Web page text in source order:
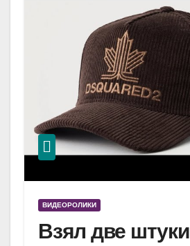
ВИДЕОРОЛИКИ
Взял две штуки